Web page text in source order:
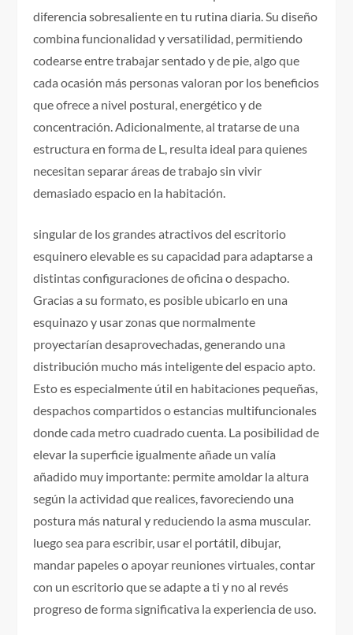
diferencia sobresaliente en tu rutina diaria. Su diseño
combina funcionalidad y versatilidad, permitiendo
codearse entre trabajar sentado y de pie, algo que
cada ocasión más personas valoran por los beneficios
que ofrece a nivel postural, energético y de
concentración. Adicionalmente, al tratarse de una
estructura en forma de L, resulta ideal para quienes
necesitan separar áreas de trabajo sin vivir
demasiado espacio en la habitación.
singular de los grandes atractivos del escritorio
esquinero elevable es su capacidad para adaptarse a
distintas configuraciones de oficina o despacho.
Gracias a su formato, es posible ubicarlo en una
esquinazo y usar zonas que normalmente
proyectarían desaprovechadas, generando una
distribución mucho más inteligente del espacio apto.
Esto es especialmente útil en habitaciones pequeñas,
despachos compartidos o estancias multifuncionales
donde cada metro cuadrado cuenta. La posibilidad de
elevar la superficie igualmente añade un valía
añadido muy importante: permite amoldar la altura
según la actividad que realices, favoreciendo una
postura más natural y reduciendo la asma muscular.
luego sea para escribir, usar el portátil, dibujar,
mandar papeles o apoyar reuniones virtuales, contar
con un escritorio que se adapte a ti y no al revés
progreso de forma significativa la experiencia de uso.